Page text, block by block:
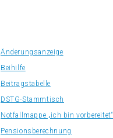
Änderungsanzeige
Beihilfe
Beitragstabelle
DSTG-Stammtisch
Notfallmappe „ich bin vorbereitet“
Pensionsberechnung